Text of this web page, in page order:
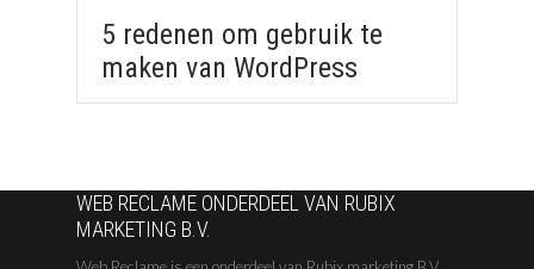
5 redenen om gebruik te
maken van WordPress
WEB RECLAME ONDERDEEL VAN RUBIX
MARKETING B.V.